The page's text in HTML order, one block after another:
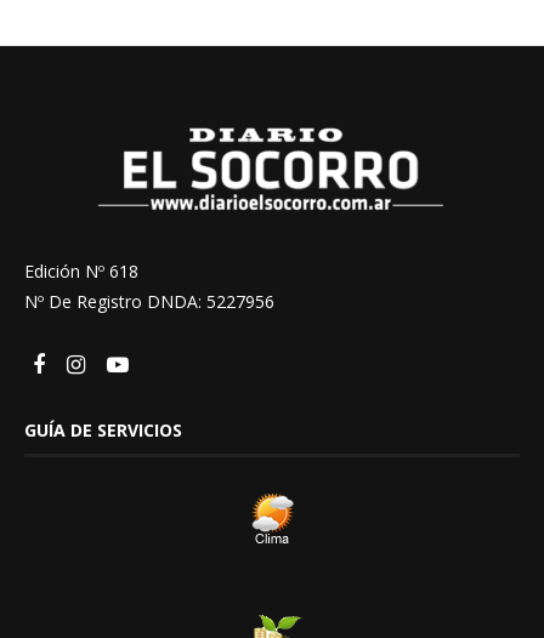
Edición Nº 618
Nº De Registro DNDA: 5227956
GUÍA DE SERVICIOS